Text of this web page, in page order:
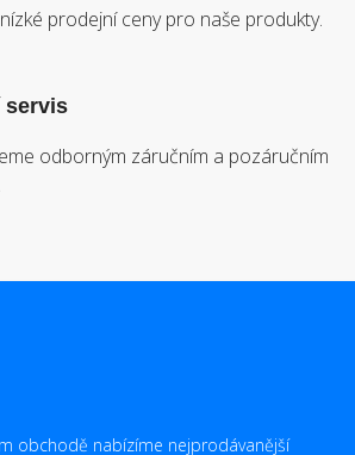
prodejní ceny pro naše produkty.
servis
odborným záručním a pozáručním
obchodě nabízíme nejprodávanější